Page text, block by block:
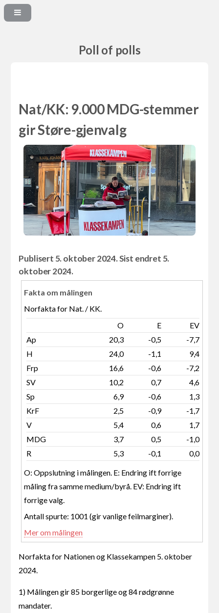
Poll of polls
Nat/KK: 9.000 MDG-stemmer
gir Støre-gjenvalg
Publisert 5. oktober 2024. Sist endret 5.
oktober 2024.
Fakta om målingen
Norfakta for Nat. / KK.
O
E
EV
Ap
20,3 -0,5
-7,7
H
24,0 -1,1
9,4
Frp
16,6 -0,6
-7,2
SV
10,2 0,7
4,6
Sp
6,9 -0,6
1,3
KrF
2,5 -0,9
-1,7
V
5,4 0,6
1,7
MDG
3,7 0,5
-1,0
R
5,3 -0,1 0,0
O: Oppslutning i målingen. E: Endring ift forrige
måling fra samme medium/byrå. EV: Endring ift
forrige valg.
Antall spurte: 1001 (gir vanlige feilmarginer).
Mer om målingen
Norfakta for Nationen og Klassekampen 5. oktober
2024.
1) Målingen gir 85 borgerlige og 84 rødgrønne
mandater.